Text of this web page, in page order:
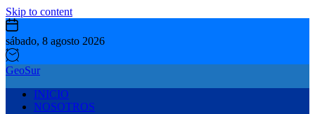
Skip to content
sábado, 8 agosto 2026
GeoSur
INICIO
NOSOTROS